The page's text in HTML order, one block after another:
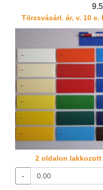
Törzsvásárl. ár, v. 10
2 oldalon lakkozott
-